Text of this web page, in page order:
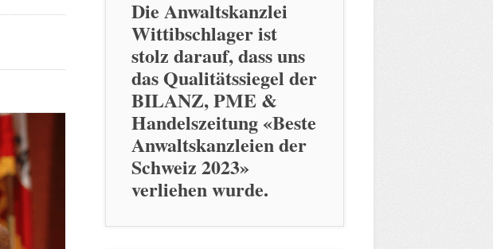
Die Anwaltskanzlei
Wittibschlager ist
stolz darauf, dass uns
das Qualitätssiegel der
BILANZ, PME &
Handelszeitung «Beste
Anwaltskanzleien der
Schweiz 2023»
verliehen wurde.